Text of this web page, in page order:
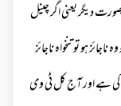
دیگر یعنی اگر چینل
ہو تو تنخواہ ناجائز
کی ہے اور آج کل ٹی وی